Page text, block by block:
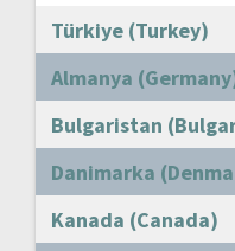
Türkiye (Turkey)
Almanya
Bulgaristan
Danimarka
Kanada (Canada)